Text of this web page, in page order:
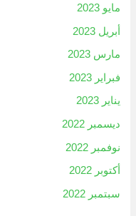
مايو 2023
أبريل 2023
مارس 2023
فبراير 2023
يناير 2023
ديسمبر 2022
نوفمبر 2022
أكتوبر 2022
سبتمبر 2022